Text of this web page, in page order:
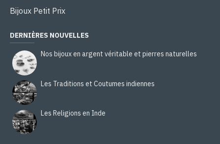
Bijoux Petit Prix
DERNIÈRES NOUVELLES
Nos bijoux en argent véritable et pierres naturelles
Les Traditions et Coutumes indiennes
Les Religions en Inde